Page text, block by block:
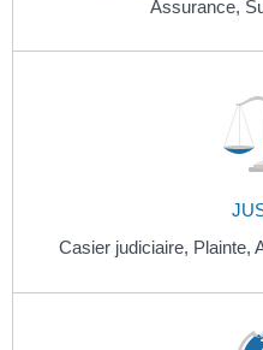
Assurance,
Casier judiciaire, Plainte,